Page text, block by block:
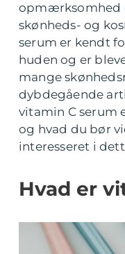
opmærksomhed
skønheds- og
serum er kendt
huden og er
mange
dybdegående
vitamin C serum
og hvad du bør
interesseret i
Hvad er